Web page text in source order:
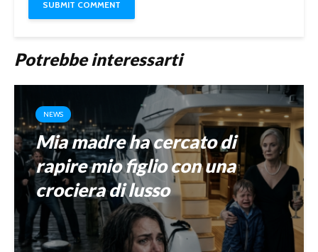
Potrebbe interessarti
NEWS
Mia madre ha cercato di
rapire mio figlio con una
crociera di lusso